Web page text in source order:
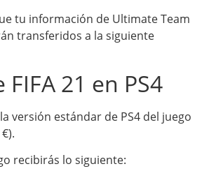
tu información de Ultimate Team
transferidos a la siguiente
FIFA 21 en PS4
versión estándar de PS4 del juego
recibirás lo siguiente: